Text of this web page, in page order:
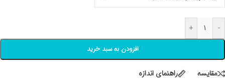
-
+
افزودن به سبد خرید
مقايسه راهنمای اندازه